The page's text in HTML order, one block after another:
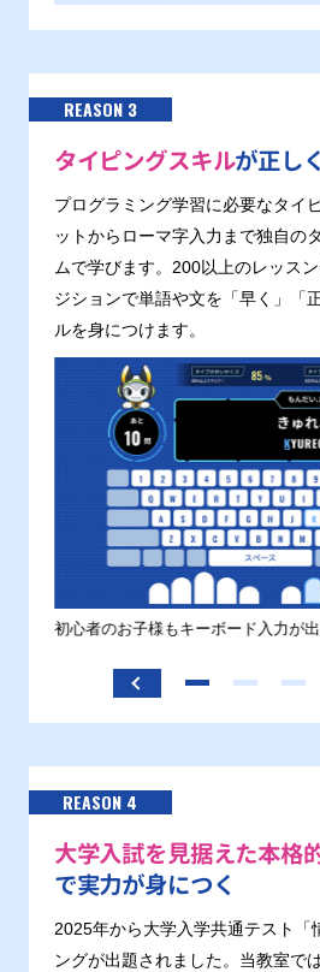
REASON 3
タイピングスキルが正し
プログラミング学習に必要なタイ
ットからローマ字入力まで独自の
ムで学びます。200以上のレッス
ジションで単語や文を「早く」「
ルを身につけます。
初心者のお子様もキーボード入力が
REASON 4
大学入試を見据えた本格
で実力が身につく
2025年から大学入学共通テスト「
ングが出題されました。当教室で